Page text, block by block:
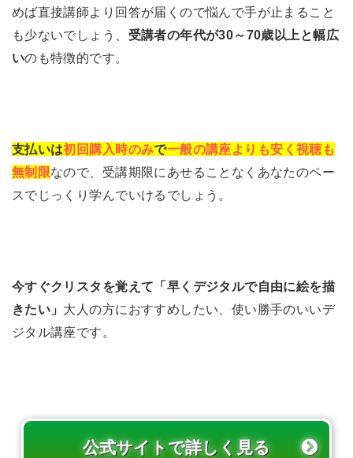
めば直接講師より回答が届くので悩んで手が止まること
も少ないでしょう、 受講者の年代が30～70歳以上と幅広
いのも特徴的です。
支払いは初回購入時のみで一般の講座よりも安く視聴も
無制限なので、受講期限にあせることなくあなたのペー
スでじっくり学んでいけるでしょう。
今すぐクリスタを覚えて「早くデジタルで自由に絵を描
きたい」 大人の方におすすめしたい、使い勝手のいいデ
ジタル講座です。
公式サイトで詳しく見る